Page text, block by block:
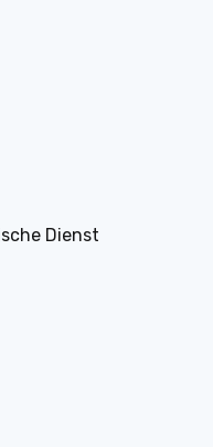
Dienst